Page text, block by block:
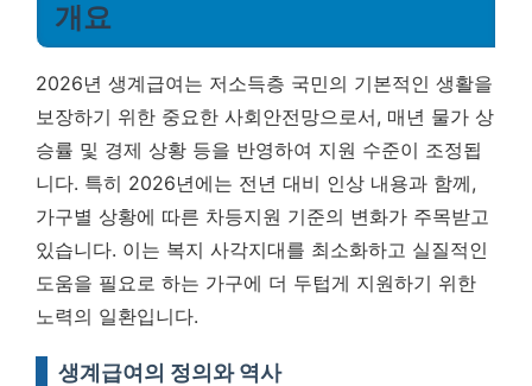
개요
2026년 생계급여는 저소득층 국민의 기본적인 생활을
보장하기 위한 중요한 사회안전망으로서, 매년 물가 상
승률 및 경제 상황 등을 반영하여 지원 수준이 조정됩
니다. 특히 2026년에는 전년 대비 인상 내용과 함께,
가구별 상황에 따른 차등지원 기준의 변화가 주목받고
있습니다. 이는 복지 사각지대를 최소화하고 실질적인
도움을 필요로 하는 가구에 더 두텁게 지원하기 위한
노력의 일환입니다.
생계급여의 정의와 역사